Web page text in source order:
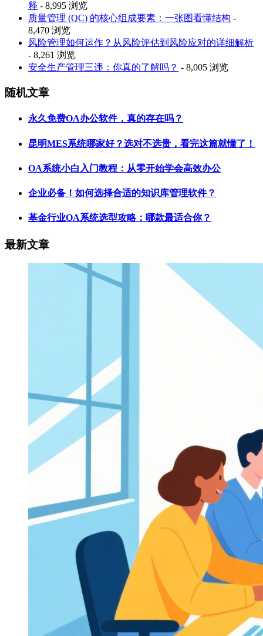
释 - 8,995 浏览
质量管理 (QC) 的核心组成要素：一张图看懂结构 -
8,470 浏览
风险管理如何运作？从风险评估到风险应对的详细解析
- 8,261 浏览
安全生产管理三违：你真的了解吗？ - 8,005 浏览
随机文章
永久免费OA办公软件，真的存在吗？
昆明MES系统哪家好？选对不选贵，看完这篇就懂了！
OA系统小白入门教程：从零开始学会高效办公
企业必备！如何选择合适的知识库管理软件？
基金行业OA系统选型攻略：哪款最适合你？
最新文章